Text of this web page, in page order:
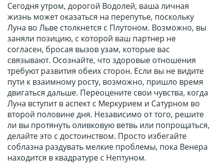
Сегодня утром, дорогой Водолей, ваша личная
жизнь может оказаться на перепутье, поскольку
Луна во Льве столкнется с Плутоном. Возможно, вы
заняли позицию, с которой ваш партнер не
согласен, бросая вызов узам, которые вас
связывают. Осознайте, что здоровые отношения
требуют развития обеих сторон. Если вы не видите
пути к взаимному росту, возможно, пришло время
двигаться дальше. Переоцените свои чувства, когда
Луна вступит в аспект с Меркурием и Сатурном во
второй половине дня. Независимо от того, решите
ли вы протянуть оливковую ветвь или попрощаться,
делайте это с достоинством. Просто избегайте
соблазна раздувать мелкие проблемы, пока Венера
находится в квадратуре с Нептуном.